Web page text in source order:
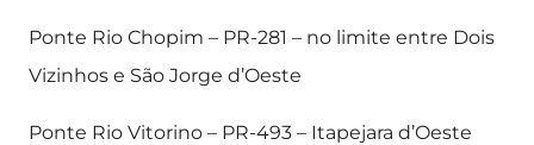
Ponte Rio Chopim – PR-281 – no limite entre Dois
Vizinhos e São Jorge d’Oeste
Ponte Rio Vitorino – PR-493 – Itapejara d’Oeste